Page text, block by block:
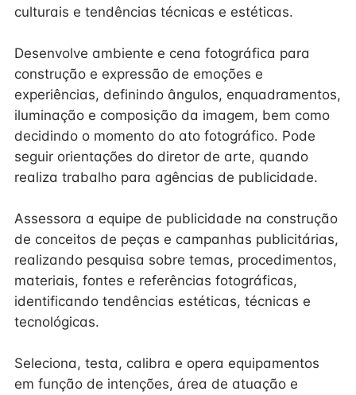
culturais e tendências técnicas e estéticas.
Desenvolve ambiente e cena fotográfica para
construção e expressão de emoções e
experiências, definindo ângulos, enquadramentos,
iluminação e composição da imagem, bem como
decidindo o momento do ato fotográfico. Pode
seguir orientações do diretor de arte, quando
realiza trabalho para agências de publicidade.
Assessora a equipe de publicidade na construção
de conceitos de peças e campanhas publicitárias,
realizando pesquisa sobre temas, procedimentos,
materiais, fontes e referências fotográficas,
identificando tendências estéticas, técnicas e
tecnológicas.
Seleciona, testa, calibra e opera equipamentos
em função de intenções, área de atuação e